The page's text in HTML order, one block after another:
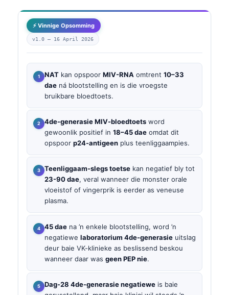
⚡ Vinnige Opsomming
v1.0 — 16 April 2026
NAT kan opspoor MIV-RNA omtrent 10–33
dae ná blootstelling en is die vroegste
bruikbare bloedtoets.
4de-generasie MIV-bloedtoets word
gewoonlik positief in 18–45 dae omdat dit
opspoor p24-antigeen plus teenliggaampies.
Teenliggaam-slegs toetse kan negatief bly tot
23-90 dae, veral wanneer die monster orale
vloeistof of vingerprik is eerder as veneuse
plasma.
45 dae na ’n enkele blootstelling, word ’n
negatiewe laboratorium 4de-generasie uitslag
deur baie VK-klinieke as beslissend beskou
wanneer daar was geen PEP nie.
Dag-28 4de-generasie negatiewe is baie